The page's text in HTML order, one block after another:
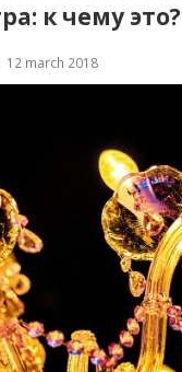
к чему это?
12 march 2018